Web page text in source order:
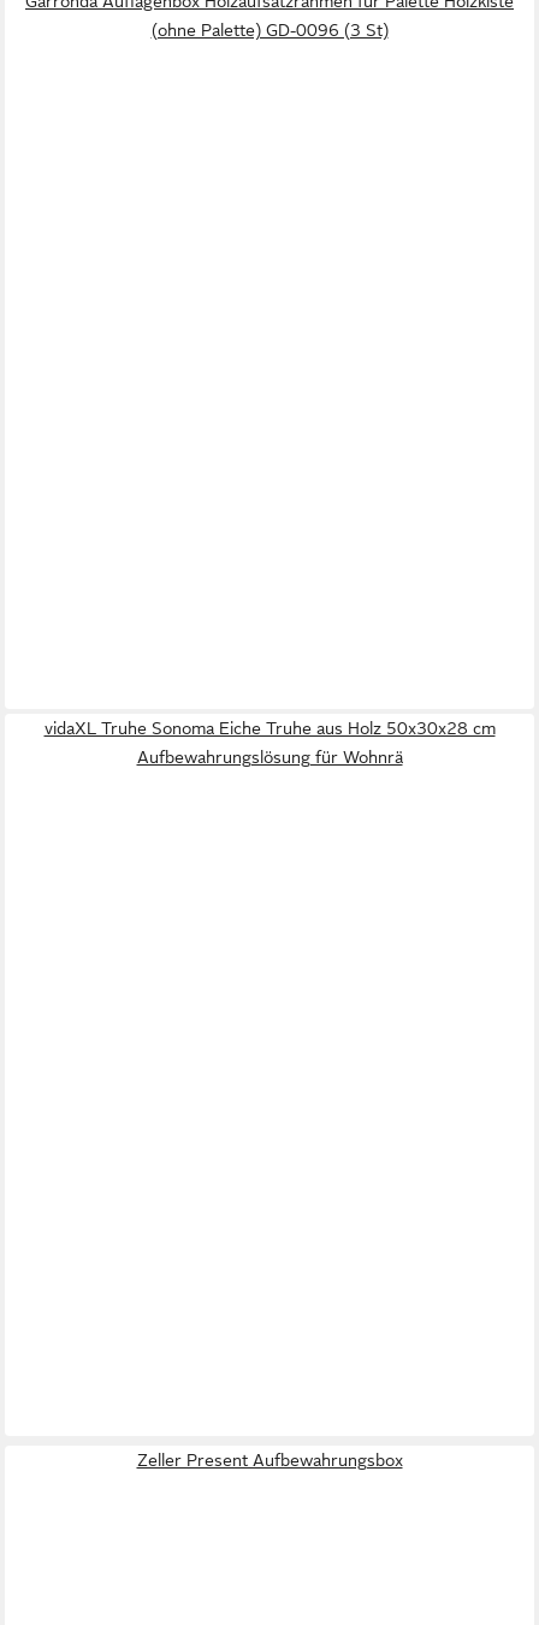
(ohne Palette) GD-0096 (3 St)
vidaXL Truhe Sonoma Eiche Truhe aus Holz 50x30x28 cm
Aufbewahrungslösung für Wohnrä
Zeller Present Aufbewahrungsbox